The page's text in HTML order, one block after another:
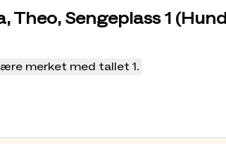
Theo, Sengeplass 1
merket med tallet 1.